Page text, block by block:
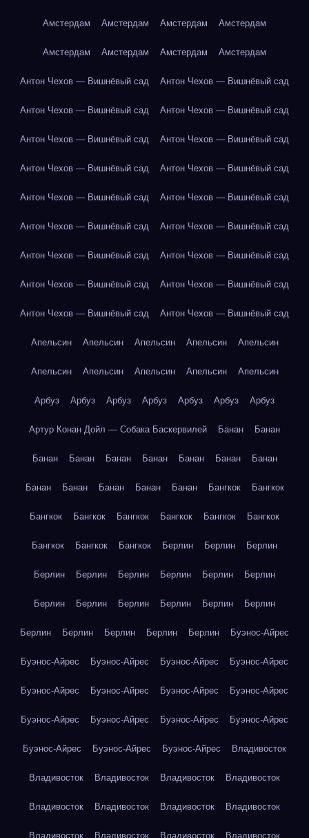
Амстердам Амстердам Амстердам Амстердам
Амстердам Амстердам Амстердам Амстердам
Антон Чехов — Вишнёвый сад Антон Чехов — Вишнёвый сад
Антон Чехов — Вишнёвый сад Антон Чехов — Вишнёвый сад
Антон Чехов — Вишнёвый сад Антон Чехов — Вишнёвый сад
Антон Чехов — Вишнёвый сад Антон Чехов — Вишнёвый сад
Антон Чехов — Вишнёвый сад Антон Чехов — Вишнёвый сад
Антон Чехов — Вишнёвый сад Антон Чехов — Вишнёвый сад
Антон Чехов — Вишнёвый сад Антон Чехов — Вишнёвый сад
Антон Чехов — Вишнёвый сад Антон Чехов — Вишнёвый сад
Антон Чехов — Вишнёвый сад Антон Чехов — Вишнёвый сад
Апельсин Апельсин Апельсин Апельсин Апельсин
Апельсин Апельсин Апельсин Апельсин Апельсин
Арбуз Арбуз Арбуз Арбуз Арбуз Арбуз Арбуз
Артур Конан Дойл — Собака Баскервилей Банан Банан
Банан Банан Банан Банан Банан Банан Банан
Банан Банан Банан Банан Банан Бангкок Бангкок
Бангкок Бангкок Бангкок Бангкок Бангкок Бангкок
Бангкок Бангкок Бангкок Берлин Берлин Берлин
Берлин Берлин Берлин Берлин Берлин Берлин
Берлин Берлин Берлин Берлин Берлин Берлин
Берлин Берлин Берлин Берлин Берлин Буэнос-Айрес
Буэнос-Айрес Буэнос-Айрес Буэнос-Айрес Буэнос-Айрес
Буэнос-Айрес Буэнос-Айрес Буэнос-Айрес Буэнос-Айрес
Буэнос-Айрес Буэнос-Айрес Буэнос-Айрес Буэнос-Айрес
Буэнос-Айрес Буэнос-Айрес Буэнос-Айрес Владивосток
Владивосток Владивосток Владивосток Владивосток
Владивосток Владивосток Владивосток Владивосток
Владивосток Владивосток Владивосток Владивосток